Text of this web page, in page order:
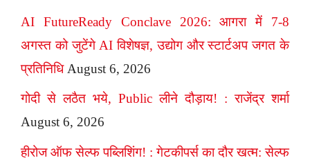
AI FutureReady Conclave 2026: आगरा में 7-8
अगस्त को जुटेंगे AI विशेषज्ञ, उद्योग और स्टार्टअप जगत के
प्रतिनिधि August 6, 2026
गोदी से लठैत भये, Public लीने दौड़ाय! : राजेंद्र शर्मा
August 6, 2026
हीरोज ऑफ सेल्फ पब्लिशिंग! : गेटकीपर्स का दौर खत्म: सेल्फ